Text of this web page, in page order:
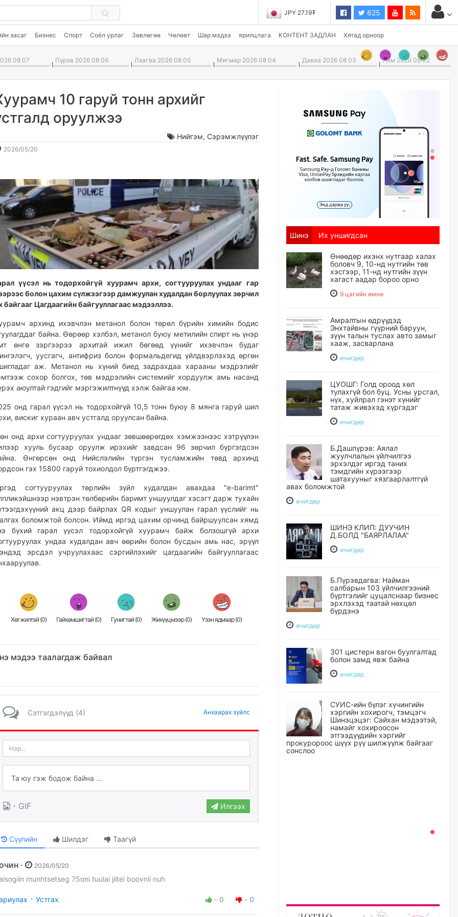
JPY 27.19₮ 625
засаг Бизнес Спорт Соёл урлаг Зөвлөгөө Чөлөөт Шар мэдээ ярилцлага КОНТЕНТ ЗАДЛАН Хятад орноор
08 07 Пүрэв 2026 08 06 Лхагва 2026 08 05 Мягмар 2026 08 04 Даваа 2026 08 03 Ням 2026 08 02
10 гаруй тонн архийг
оруулжээ
Нийгэм, Сэрэмжлүүлэг
2026/05/20
08:42:04
20:51:35
үүсэл нь тодорхойгүй хуурамч архи, согтууруулах ундааг гар
болон цахим сүлжээгээр дамжуулан худалдан борлуулах зөрчил
байгааг Цагдаагийн байгууллагаас мэдээллээ.
архинд ихэвчлэн метанол болон төрөл бүрийн химийн бодис
байна. Өөрөөр хэлбэл, метанол буюу метилийн спирт нь үнэр
өнгө зэргээрээ архитай ижил бөгөөд үүнийг ихэвчлэн будаг
уусгагч, антифриз болон формальдегид үйлдвэрлэхэд өргөн
аж. Метанол нь хүний биед задрахдаа харааны мэдрэлийг
сохор болгох, төв мэдрэлийн системийг хордуулж амь насанд
аюултай гэдгийг мэргэжилтнүүд хэлж байгаа юм.
онд гарал үүсэл нь тодорхойгүй 10,5 тонн буюу 8 мянга гаруй шил
вискиг хураан авч устгалд оруулсан байна.
онд архи согтууруулах ундааг зөвшөөрөгдөх хэмжээнээс хэтрүүлэн
хууль бусаар оруулж ирэхийг завдсан 96 зөрчил бүргэгдсэн
Өнгөрсөн онд Нийслэлийн түргэн тусламжийн төвд архинд
гэх 15800 гаруй тохиолдол бүртгэгджээ.
согтууруулах төрлийн зүйл худалдан авахдаа "e-barimt"
нэвтрэн төлбөрийн баримт уншуулдаг хэсэгт дарж тухайн
акц дээр байрлах QR кодыг уншуулан гарал үүслийг нь
боломжтой болсон. Иймд иргэд цахим орчинд байршуулсан хямд
бүхий гарал үүсэл тодорхойгүй хуурамч байж болзошгүй архи
ундаа худалдан авч өөрийн болон бусдын амь нас, эрүүл
эрсдэл учруулахаас сэргийлэхийг цагдаагийн байгууллагаас
Хөгжилтэй (0) Гайхамшигтай (0) Гунигтай (0) Жихүүцмээр (0) Үзэн ядмаар (0)
мэдээ таалагдаж байвал
Сэтгэгдэлүүд (4) Анхаарах зүйлс
· GIF Илгээх
Сүүлийн Шилдэг Таагүй
Зочин · 2026/05/20
munhtsetseg 75oni tuulai jiltei boovnii nuh
· Устгах - 0 - 0
Шинэ Их уншигдсан
Өнөөдөр ихэнх нутгаар халах
боловч 9, 10-нд нутгийн төв
хэсгээр, 11-нд нутгийн зүүн
хагаст аадар бороо орно
9 цагийн өмнө
Амралтын өдрүүдэд
Энхтайвны гүүрний баруун,
зүүн талын туслах авто замыг
хааж, засварлана
өчигдѳр
ЦУОШГ: Голд ороод хөл
тулахгүй бол буц. Усны урсгал,
нүх, хуйлрал гэнэт хүнийг
татаж живэхэд хүргэдэг
өчигдѳр
Б.Дашпүрэв: Аялал
жуулчлалын үйлчилгээ
эрхэлдэг иргэд таних
тэмдгийн хүрээгээр
шатахууныг хязгаарлалтгүй
авах боломжтой
өчигдѳр
ШИНЭ КЛИП: ДУУЧИН
Д.БОЛД "БАЯРЛАЛАА"
өчигдѳр
Б.Пүрэвдагва: Найман
салбарын 103 үйлчилгээний
бүртгэлийг цуцалснаар бизнес
эрхлэхэд таатай нөхцөл
бүрдэнэ
өчигдѳр
301 цистерн вагон буулгалтад
болон замд явж байна
өчигдѳр
СУИС-ийн бүлэг хүчингийн
хэргийн хохирогч, тэмцэгч
Шинэцэцэг: Сайхан мэдээтэй,
намайг хохироосон
этгээдүүдийн хэргийг
прокуророос шүүх рүү шилжүүлж байгааг
сонслоо